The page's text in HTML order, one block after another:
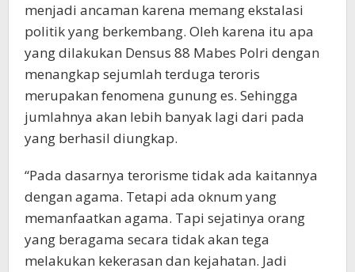
menjadi ancaman karena memang ekstalasi
politik yang berkembang. Oleh karena itu apa
yang dilakukan Densus 88 Mabes Polri dengan
menangkap sejumlah terduga teroris
merupakan fenomena gunung es. Sehingga
jumlahnya akan lebih banyak lagi dari pada
yang berhasil diungkap.
“Pada dasarnya terorisme tidak ada kaitannya
dengan agama. Tetapi ada oknum yang
memanfaatkan agama. Tapi sejatinya orang
yang beragama secara tidak akan tega
melakukan kekerasan dan kejahatan. Jadi